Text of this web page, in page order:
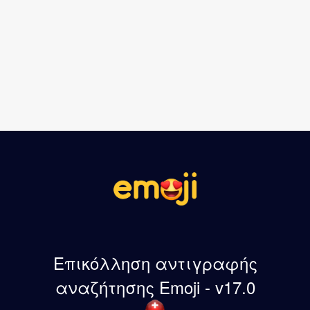
Επικόλληση αντιγραφής
αναζήτησης Emoji - v17.0